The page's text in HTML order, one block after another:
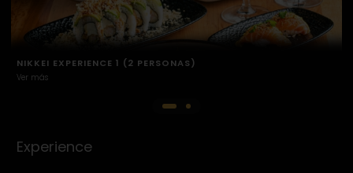
NIKKEI EXPERIENCE 2 (2 PERSONAS)
Ver más
Experience